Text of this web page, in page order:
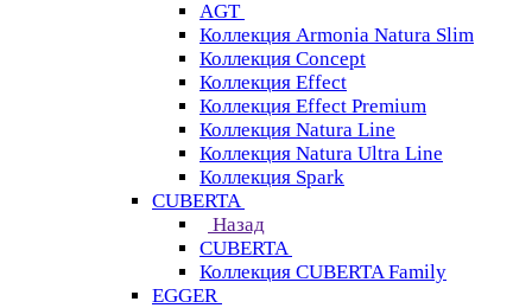
AGT
Коллекция Armonia Natura Slim
Коллекция Concept
Коллекция Effect
Коллекция Effect Premium
Коллекция Natura Line
Коллекция Natura Ultra Line
Коллекция Spark
CUBERTA
Назад
CUBERTA
Коллекция CUBERTA Family
EGGER